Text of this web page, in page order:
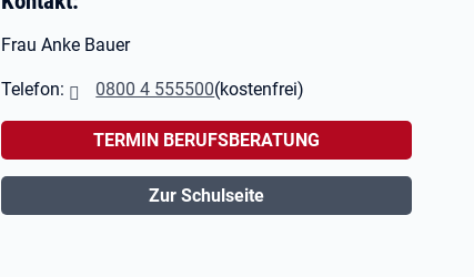
Frau Anke Bauer
Telefon: 0800 4 555500(kostenfrei)
TERMIN BERUFSBERATUNG
Zur Schulseite